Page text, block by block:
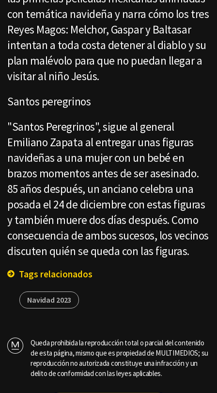
con temática navideña y narra cómo los tres
Reyes Magos: Melchor, Gaspar y Baltasar
intentan a toda costa detener al diablo y su
plan malévolo para que no puedan llegar a
visitar al niño Jesús.
Santos peregrinos
"Santos Peregrinos", sigue al general
Emiliano Zapata al entregar unas figuras
navideñas a una mujer con un bebé en
brazos momentos antes de ser asesinado.
85 años después, un anciano celebra una
posada el 24 de diciembre con estas figuras
y también muere dos días después. Como
consecuencia de ambos sucesos, los vecinos
discuten quién se queda con las figuras.
Tags relacionados
Navidad 2023
Queda prohibida la reproducción total o parcial del contenido
de esta página, mismo que es propiedad de MULTIMEDIOS; su
reproducción no autorizada constituye una infracción y un
delito de conformidad con las leyes aplicables.